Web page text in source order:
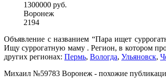
1300000 руб.
Воронеж
2194
Объявление с названием “Пара ищет
Ищу суррогатную маму . Регион, в котором
других регионах: Пермь, Вологда, Ульяновск,
Михаил №59783 Воронеж - похожие